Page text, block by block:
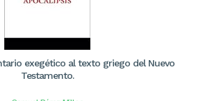
exegético al texto griego del Nuevo
Testamento.